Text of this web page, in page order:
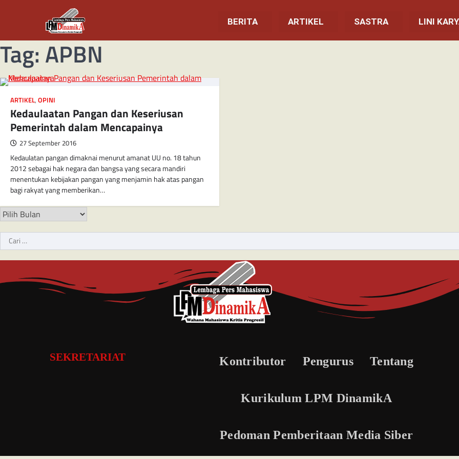
BERITA ARTIKEL SASTRA LINI
Tag: APBN
ARTIKEL, OPINI
Kedaulaatan Pangan dan Keseriusan
Pemerintah dalam Mencapainya
27 September 2016
Kedaulatan pangan dimaknai menurut amanat UU no. 18 tahun
2012 sebagai hak negara dan bangsa yang secara mandiri
menentukan kebijakan pangan yang menjamin hak atas pangan
bagi rakyat yang memberikan…
SEKRETARIAT Kontributor Pengurus Tentang
Kurikulum LPM DinamikA
Pedoman Pemberitaan Media Siber